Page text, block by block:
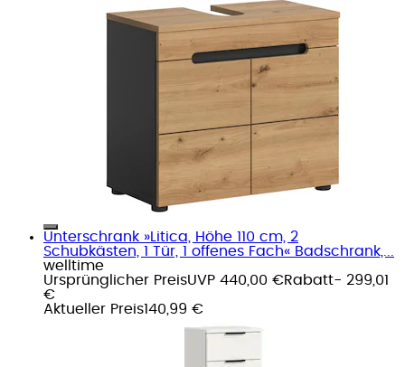
Unterschrank »Litica, Höhe 110 cm, 2
Schubkästen, 1 Tür, 1 offenes Fach« Badschrank,...
welltime
Ursprünglicher PreisUVP 440,00 €Rabatt- 299,01
€
Aktueller Preis140,99 €